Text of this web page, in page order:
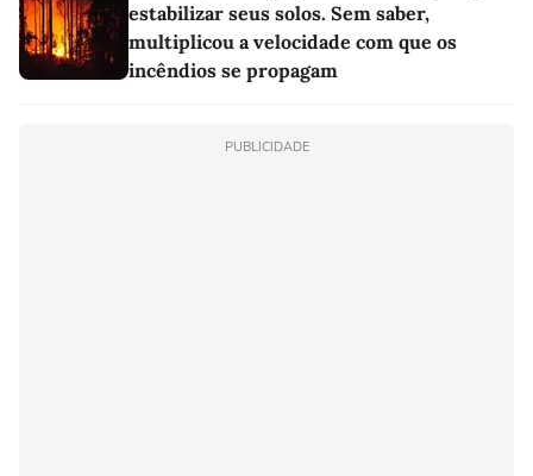
estabilizar seus solos. Sem saber,
multiplicou a velocidade com que os
incêndios se propagam
PUBLICIDADE